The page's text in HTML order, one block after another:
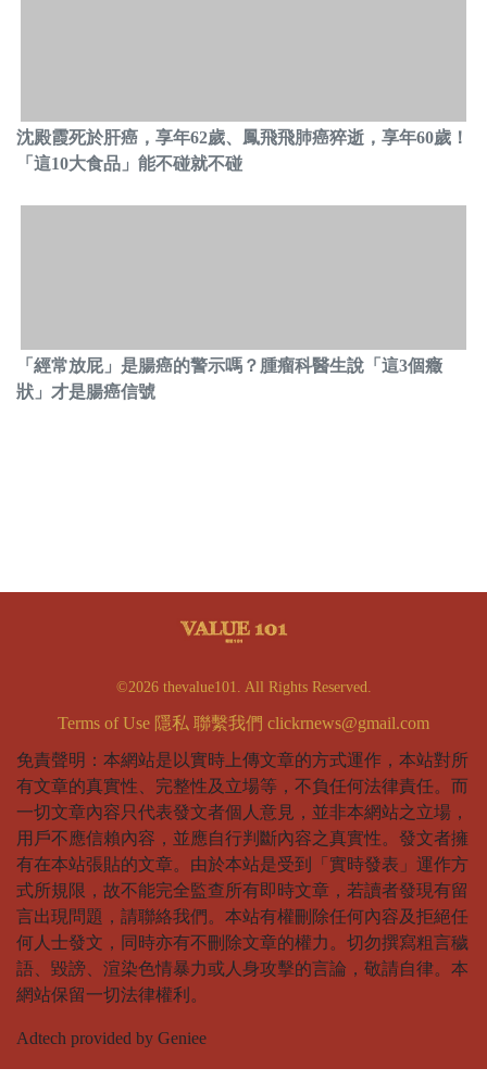
沈殿霞死於肝癌，享年62歲、鳳飛飛肺癌猝逝，享年60歲！
「這10大食品」能不碰就不碰
「經常放屁」是腸癌的警示嗎？腫瘤科醫生說「這3個癥
狀」才是腸癌信號
©2026 thevalue101. All Rights Reserved.
Terms of Use 隱私 聯繫我們 clickrnews@gmail.com
免責聲明：本網站是以實時上傳文章的方式運作，本站對所
有文章的真實性、完整性及立場等，不負任何法律責任。而
一切文章內容只代表發文者個人意見，並非本網站之立場，
用戶不應信賴內容，並應自行判斷內容之真實性。發文者擁
有在本站張貼的文章。由於本站是受到「實時發表」運作方
式所規限，故不能完全監查所有即時文章，若讀者發現有留
言出現問題，請聯絡我們。本站有權刪除任何內容及拒絕任
何人士發文，同時亦有不刪除文章的權力。切勿撰寫粗言穢
語、毀謗、渲染色情暴力或人身攻擊的言論，敬請自律。本
網站保留一切法律權利。
Adtech provided by Geniee